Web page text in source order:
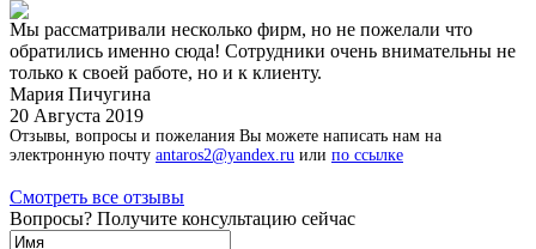
Мы рассматривали несколько фирм, но не пожелали что
обратились именно сюда! Сотрудники очень внимательны не
только к своей работе, но и к клиенту.
Мария Пичугина
20 Августа 2019
Отзывы, вопросы и пожелания Вы можете написать нам на
электронную почту antaros2@yandex.ru или по ссылке
Смотреть все отзывы
Вопросы? Получите консультацию сейчас